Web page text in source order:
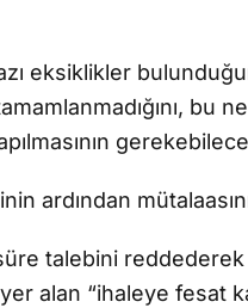
eksiklikler
bu
ardından
talebini reddederek
alan “ihaleye fesat